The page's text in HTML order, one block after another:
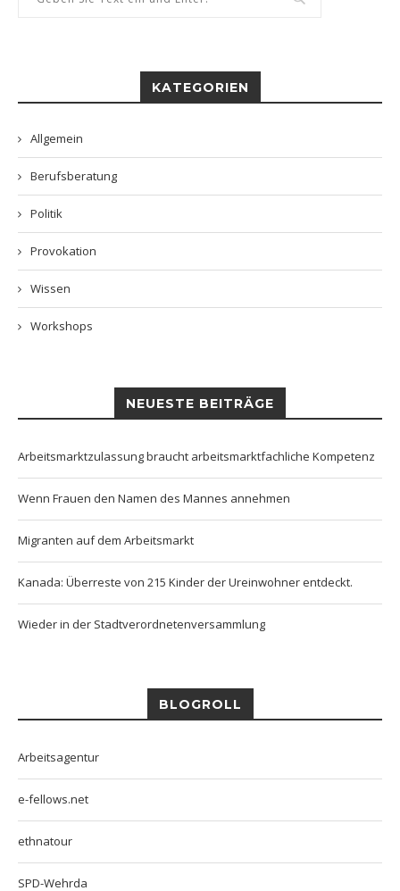
KATEGORIEN
Allgemein
Berufsberatung
Politik
Provokation
Wissen
Workshops
NEUESTE BEITRÄGE
Arbeitsmarktzulassung braucht arbeitsmarktfachliche Kompetenz
Wenn Frauen den Namen des Mannes annehmen
Migranten auf dem Arbeitsmarkt
Kanada: Überreste von 215 Kinder der Ureinwohner entdeckt.
Wieder in der Stadtverordnetenversammlung
BLOGROLL
Arbeitsagentur
e-fellows.net
ethnatour
SPD-Wehrda